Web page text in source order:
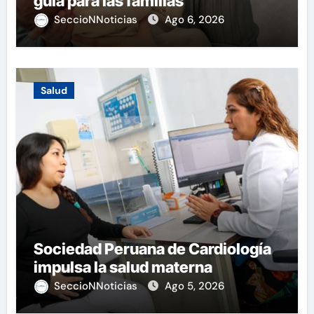
SeccioNNoticias Ago 6, 2026
Salud
Sociedad Peruana de Cardiología
impulsa la salud materna
SeccioNNoticias Ago 5, 2026